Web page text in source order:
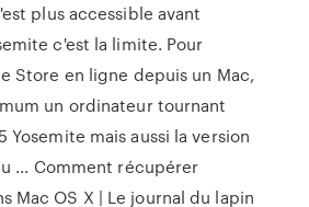
plus accessible avant
c'est la limite. Pour
Store en ligne depuis un Mac,
un ordinateur tournant
Yosemite mais aussi la version
... Comment récupérer
Mac OS X | Le journal du lapin